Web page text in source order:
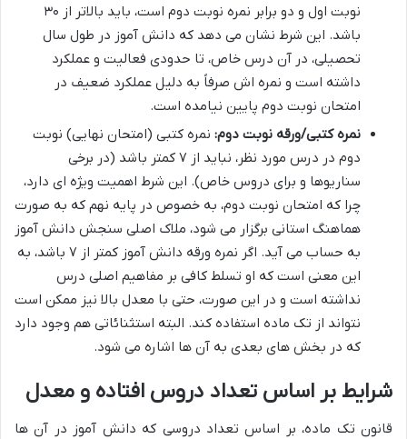
نوبت اول و دو برابر نمره نوبت دوم است، باید بالاتر از ۳۰
باشد. این شرط نشان می دهد که دانش آموز در طول سال
تحصیلی، در آن درس خاص، تا حدودی فعالیت و عملکرد
داشته است و نمره اش صرفاً به دلیل عملکرد ضعیف در
امتحان نوبت دوم پایین نیامده است.
نمره کتبی/ورقه نوبت دوم: نمره کتبی (امتحان نهایی) نوبت
دوم در درس مورد نظر، نباید از ۷ کمتر باشد (در برخی
سناریوها و برای دروس خاص). این شرط اهمیت ویژه ای دارد،
چرا که امتحان نوبت دوم، به خصوص در پایه نهم که به صورت
هماهنگ استانی برگزار می شود، ملاک اصلی سنجش دانش آموز
به حساب می آید. اگر نمره ورقه دانش آموز کمتر از ۷ باشد، به
این معنی است که او تسلط کافی بر مفاهیم اصلی درس
نداشته است و در این صورت، حتی با معدل بالا نیز ممکن است
نتواند از تک ماده استفاده کند. البته استثنائاتی هم وجود دارد
که در بخش های بعدی به آن ها اشاره می شود.
شرایط بر اساس تعداد دروس افتاده و معدل
قانون تک ماده، بر اساس تعداد دروسی که دانش آموز در آن ها